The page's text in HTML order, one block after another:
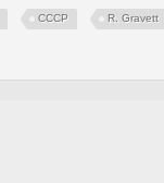
СССР R. Gravett